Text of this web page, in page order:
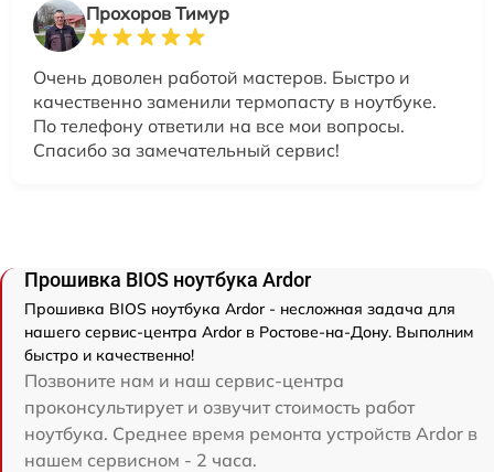
Прохоров Тимур
Очень доволен работой мастеров. Быстро и
качественно заменили термопасту в ноутбуке.
По телефону ответили на все мои вопросы.
Спасибо за замечательный сервис!
Прошивка BIOS ноутбука Ardor
Прошивка BIOS ноутбука Ardor - несложная задача для
нашего сервис-центра Ardor в Ростове-на-Дону. Выполним
быстро и качественно!
Позвоните нам и наш сервис-центра
проконсультирует и озвучит стоимость работ
ноутбука. Среднее время ремонта устройств Ardor в
нашем сервисном - 2 часа.